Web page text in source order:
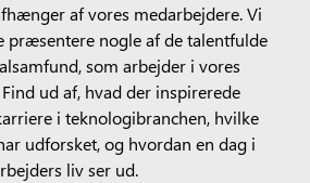
af vores medarbejdere. Vi
præsentere nogle af de talentfulde
som arbejder i vores
Find ud af, hvad der inspirerede
i teknologibranchen, hvilke
udforsket, og hvordan en dag i
liv ser ud.